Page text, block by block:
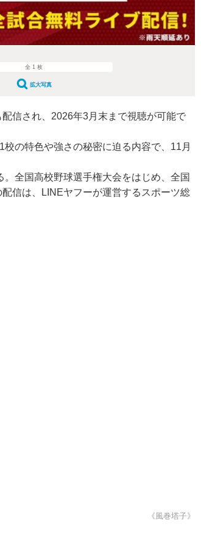
全 1 枚
拡大写真
信され、2026年3月末まで視聴が可能で
の特色や強さの秘密に迫る内容で、11月
全国高校野球選手権大会をはじめ、全国
信は、LINEヤフーが運営するスポーツ総
《風巻塔子》